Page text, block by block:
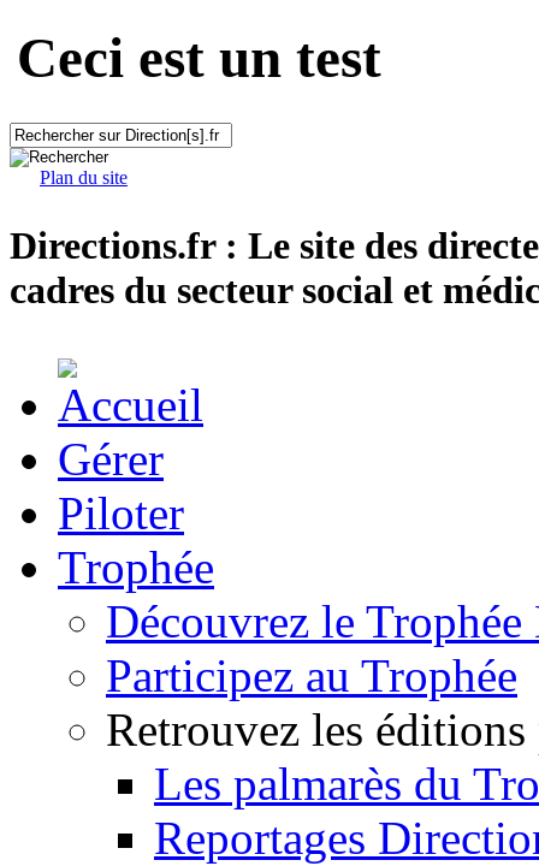
Ceci est un test
Plan du site
Directions.fr : Le site des
cadres du secteur social et
Gérer
Piloter
Trophée
Découvrez le
Participez au Trophée
Retrouvez les éditions
Les palmarès du
Reportages